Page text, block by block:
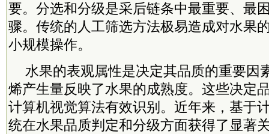
要。分选和分级是采后链条中最重要、最
骤。传统的人工筛选方法极易造成对水果
小规模操作。
水果的表观属性是决定其品质的重要因
烯产生量反映了水果的成熟度。这些决定
计算机视觉算法有效识别。近年来，基于
统在水果品质判定和分级方面获得了显著